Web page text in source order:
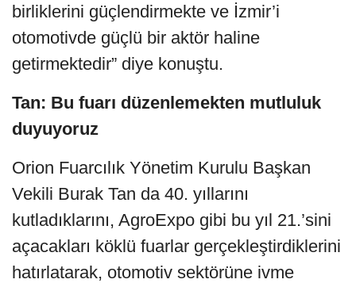
birliklerini güçlendirmekte ve İzmir’i
otomotivde güçlü bir aktör haline
getirmektedir” diye konuştu.
Tan: Bu fuarı düzenlemekten mutluluk
duyuyoruz
Orion Fuarcılık Yönetim Kurulu Başkan
Vekili Burak Tan da 40. yıllarını
kutladıklarını, AgroExpo gibi bu yıl 21.’sini
açacakları köklü fuarlar gerçekleştirdiklerini
hatırlatarak, otomotiv sektörüne ivme